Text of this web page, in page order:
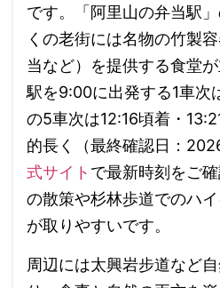
です。「阿里山の弁当駅
くの老街には名物の竹製
当など）を提供する食堂
駅を9:00に出発する1車次
の5車次は12:16頃着・
的長く（最終確認日：
式サイト で最新時刻をご
の散策や杉林歩道でのハ
が取りやすいです。
周辺には太興岩步道など